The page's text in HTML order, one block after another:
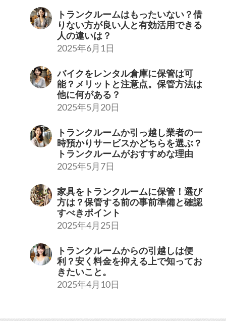
トランクルームはもったいない？借
りない方が良い人と有効活用できる
人の違いは？
2025年6月1日
バイクをレンタル倉庫に保管は可
能？メリットと注意点。保管方法は
他に何がある？
2025年5月20日
トランクルームか引っ越し業者の一
時預かりサービスかどちらを選ぶ？
トランクルームがおすすめな理由
2025年5月7日
家具をトランクルームに保管！選び
方は？保管する前の事前準備と確認
すべきポイント
2025年4月25日
トランクルームからの引越しは便
利？安く料金を抑える上で知ってお
きたいこと。
2025年4月10日